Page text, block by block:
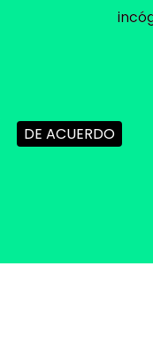
DE ACUERDO